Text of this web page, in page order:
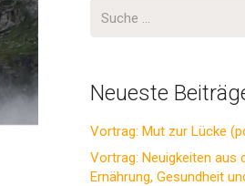
Suche
Neueste
Vortrag: Mut zur Lücke
Vortrag: Neuigkeiten aus
Ernährung, Gesundheit